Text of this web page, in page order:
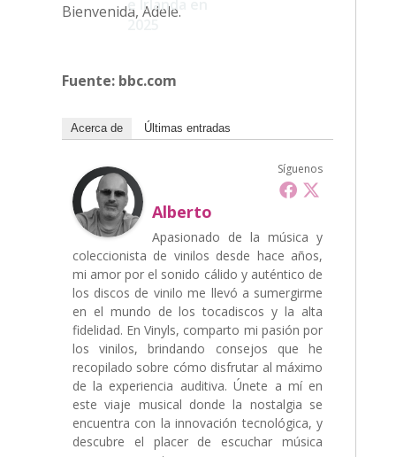
Alberto
coleccionista de vinilos desde hace años,
los discos de vinilo me llevó a sumergirme
en el mundo de los tocadiscos y la alta
fidelidad. En Vinyls, comparto mi pasión por
los vinilos, brindando consejos que he
recopilado sobre cómo disfrutar al máximo
de la experiencia auditiva. Únete a mí en
este viaje musical donde la nostalgia se
encuentra con la innovación tecnológica, y
descubre el placer de escuchar música
como nunca antes.
Contenido Relacionado